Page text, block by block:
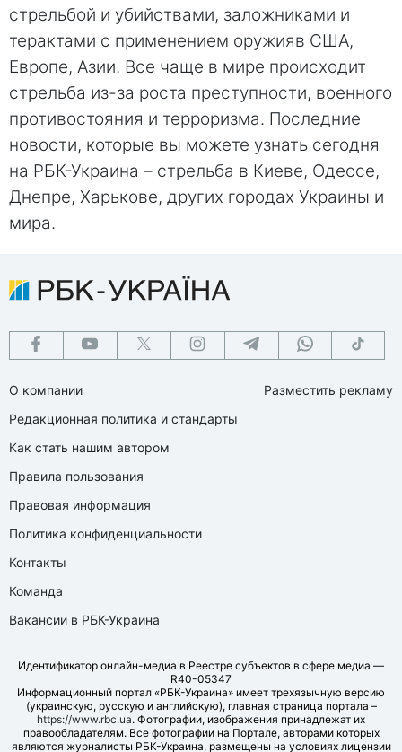
стрельбой и убийствами, заложниками и
терактами с применением оружияв США,
Европе, Азии. Все чаще в мире происходит
стрельба из-за роста преступности, военного
противостояния и терроризма. Последние
новости, которые вы можете узнать сегодня
на РБК-Украина – стрельба в Киеве, Одессе,
Днепре, Харькове, других городах Украины и
мира.
О компании
Редакционная политика и стандарты
Как стать нашим автором
Правила пользования
Правовая информация
Политика конфиденциальности
Контакты
Команда
Вакансии в РБК-Украина
Разместить рекламу
Идентификатор онлайн-медиа в Реестре субъектов в сфере медиа —
R40-05347
Информационный портал «РБК-Украина» имеет трехязычную версию
(украинскую, русскую и английскую), главная страница портала –
https://www.rbc.ua. Фотографии, изображения принадлежат их
правообладателям. Все фотографии на Портале, авторами которых
являются журналисты РБК-Украина, размещены на условиях лицензии